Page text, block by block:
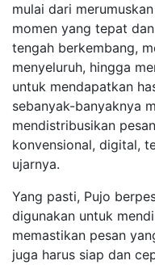
mulai dari
momen yang tepat
tengah berkembang,
menyeluruh, hingga
untuk mendapatkan
sebanyak-banyaknya
mendistribusikan
konvensional, digital,
ujarnya.
Yang pasti, Pujo
digunakan untuk
memastikan pesan
juga harus siap dan